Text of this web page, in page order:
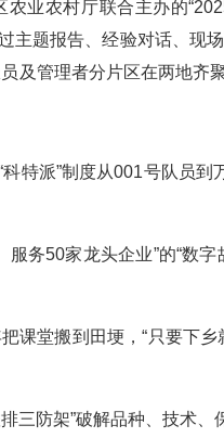
农村厅联合主办的
主题报告、经验对话、现
及管理者分片区在两地齐
派”制度从001号队员到
50家龙头企业”的“数字
堂搬到田埂，“只要下乡
防架”破解品种、技术、